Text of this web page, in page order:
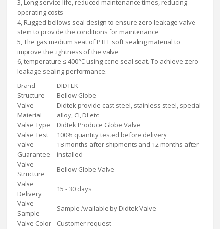
3, Long service life, reduced maintenance times, reducing
operating costs
4, Rugged bellows seal design to ensure zero leakage valve
stem to provide the conditions for maintenance
5, The gas medium seat of PTFE soft sealing material to
improve the tightness of the valve
6, temperature ≤ 400°C using cone seal seat. To achieve zero
leakage sealing performance.
Brand
DIDTEK
Structure
Bellow Globe
Valve
Material
Didtek provide cast steel, stainless steel, special
alloy, CI, DI etc
Valve Type
Didtek Produce Globe Valve
Valve Test
100% quantity tested before delivery
Valve
Guarantee
18 months after shipments and 12 months after
installed
Valve
Structure
Bellow Globe Valve
Valve
Delivery
15 - 30 days
Valve
Sample
Sample Available by Didtek Valve
Valve Color
Customer request